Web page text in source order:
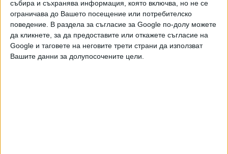
събира и съхранява информация, която включва, но не се
ограничава до Вашето посещение или потребителско
поведение. В раздела за съгласие за Google по-долу можете
да кликнете, за да предоставите или откажете съгласие на
Google и таговете на неговите трети страни да използват
Вашите данни за долупосочените цели.
Още новини по темата
Критици на Каракачанов създават "ВМРО - Иван
Михайлов"
03 Авг. 2025